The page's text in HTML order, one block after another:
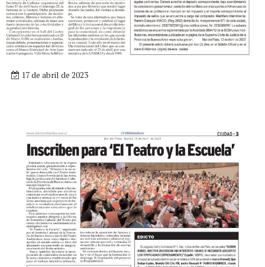
17 de abril de 2023